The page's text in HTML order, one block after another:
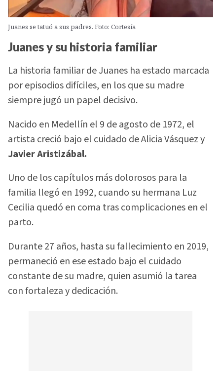
Juanes se tatuó a sus padres. Foto: Cortesía
Juanes y su historia familiar
La historia familiar de Juanes ha estado marcada
por episodios difíciles, en los que su madre
siempre jugó un papel decisivo.
Nacido en Medellín el 9 de agosto de 1972, el
artista creció bajo el cuidado de Alicia Vásquez y
Javier Aristizábal.
Uno de los capítulos más dolorosos para la
familia llegó en 1992, cuando su hermana Luz
Cecilia quedó en coma tras complicaciones en el
parto.
Durante 27 años, hasta su fallecimiento en 2019,
permaneció en ese estado bajo el cuidado
constante de su madre, quien asumió la tarea
con fortaleza y dedicación.